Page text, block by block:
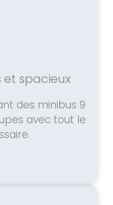
spacieux
des minibus 9
avec tout le